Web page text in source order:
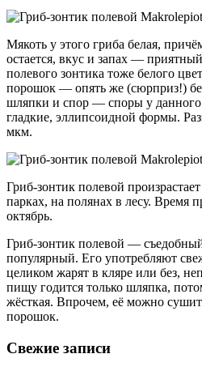
Мякоть у этого гриба белая,
остается, вкус и запах —
полевого зонтика тоже белого
порошок — опять же (сюрприз!)
шляпки и спор — споры у данного
гладкие, эллипсоидной формы.
мкм.
Гриб-зонтик полевой
парках, на полянах в лесу. Время
октябрь.
Гриб-зонтик полевой —
популярный. Его употребляют
целиком жарят в кляре или без,
пищу годится только шляпка,
жёсткая. Впрочем, её можно
порошок.
Свежие записи